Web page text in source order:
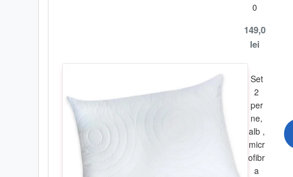
0
149,0
lei
Set
2
per
ne,
alb ,
micr
ofibr
a